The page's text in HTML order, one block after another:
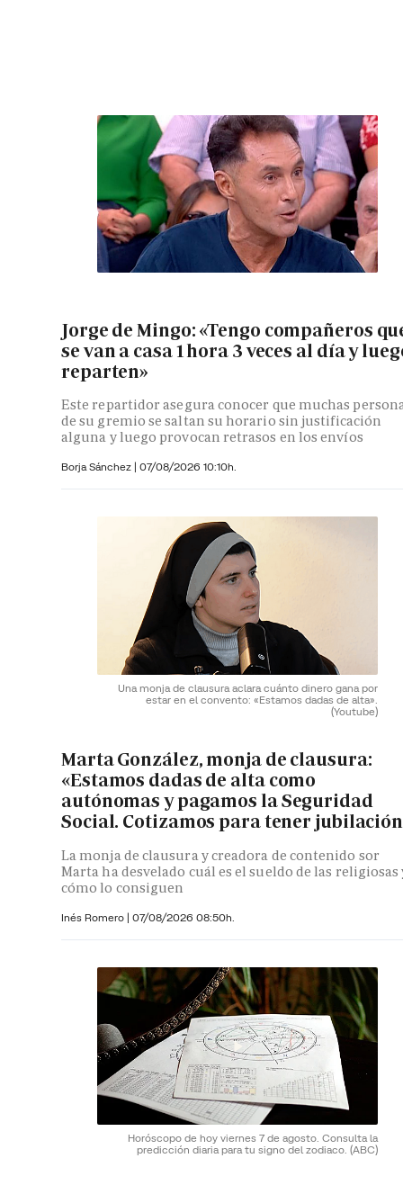
Jorge de Mingo: «Tengo compañeros
se van a casa 1 hora 3 veces al día y
reparten»
Este repartidor asegura conocer que muchas
de su gremio se saltan su horario sin justificación
alguna y luego provocan retrasos en los envíos
Borja Sánchez | 07/08/2026 10:10h.
Una monja de clausura aclara cuánto dinero gana por
estar en el convento: «Estamos dadas de alta».
(Youtube)
Marta González, monja de clausura:
«Estamos dadas de alta como
autónomas y pagamos la Seguridad
Social. Cotizamos para tener
La monja de clausura y creadora de contenido sor
Marta ha desvelado cuál es el sueldo de las religiosas
cómo lo consiguen
Inés Romero | 07/08/2026 08:50h.
Horóscopo de hoy viernes 7 de agosto. Consulta la
predicción diaria para tu signo del zodiaco. (ABC)